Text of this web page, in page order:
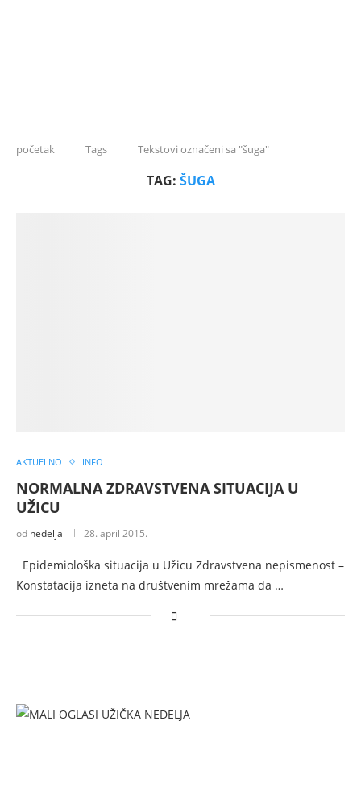
početak Tags Tekstovi označeni sa "šuga"
TAG: ŠUGA
AKTUELNO INFO
NORMALNA ZDRAVSTVENA SITUACIJA U
UŽICU
od nedelja 28. april 2015.
Epidemiološka situacija u Užicu Zdravstvena nepismenost –
Konstatacija izneta na društvenim mrežama da …